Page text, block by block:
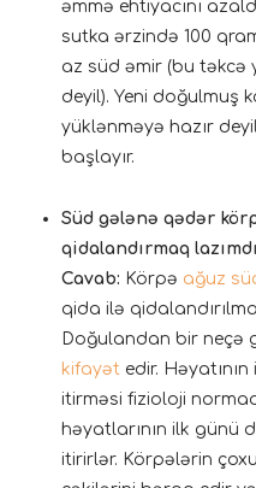
əmmə ehtiyacını
sutka ərzində 100
az süd əmir (bu təkcə
deyil). Yeni doğulmuş
yüklənməyə hazır
başlayır.
Süd gələnə qədər
qidalandırmaq
Cavab: Körpə ağuz
qida ilə
Doğulandan bir neçə
kifayət edir.
itirməsi fizioloji
həyatlarının ilk günü
itirirlər. Körpələrin